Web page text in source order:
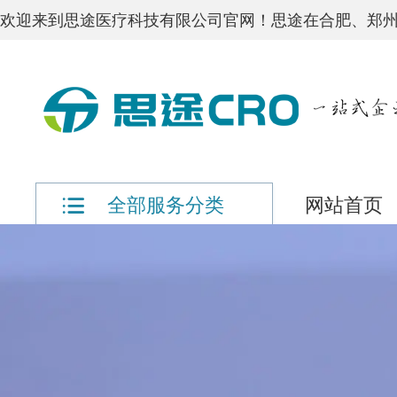
欢迎来到思途医疗科技有限公司官网！思途在合肥、郑
全部服务分类 网站首页